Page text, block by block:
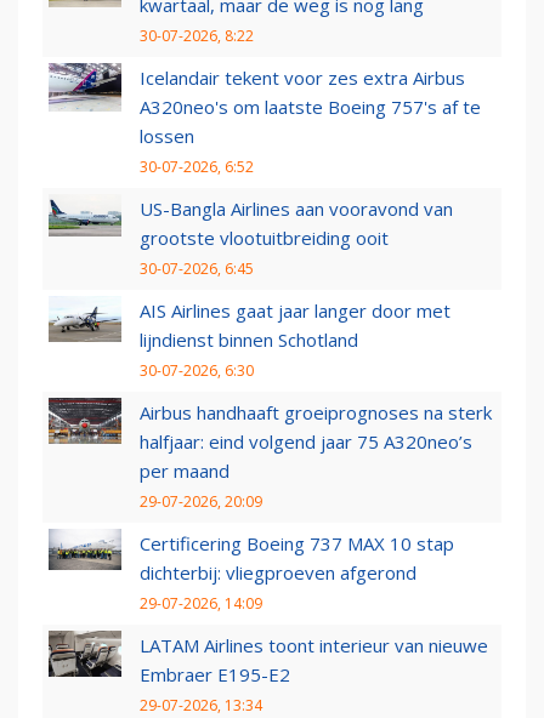
kwartaal, maar de weg is nog lang
30-07-2026, 8:22
Icelandair tekent voor zes extra Airbus
A320neo's om laatste Boeing 757's af te
lossen
30-07-2026, 6:52
US-Bangla Airlines aan vooravond van
grootste vlootuitbreiding ooit
30-07-2026, 6:45
AIS Airlines gaat jaar langer door met
lijndienst binnen Schotland
30-07-2026, 6:30
Airbus handhaaft groeiprognoses na sterk
halfjaar: eind volgend jaar 75 A320neo’s
per maand
29-07-2026, 20:09
Certificering Boeing 737 MAX 10 stap
dichterbij: vliegproeven afgerond
29-07-2026, 14:09
LATAM Airlines toont interieur van nieuwe
Embraer E195-E2
29-07-2026, 13:34